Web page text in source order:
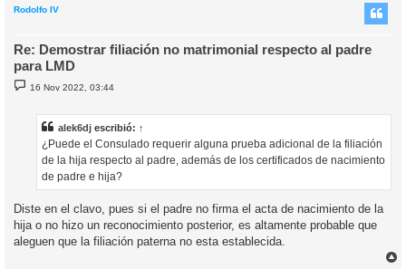
Rodolfo IV
Re: Demostrar filiación no matrimonial respecto al padre
para LMD
M
e
16 Nov 2022, 03:44
alek6dj escribió: ↑
¿Puede el Consulado requerir alguna prueba adicional de la filiación
de la hija respecto al padre, además de los certificados de nacimiento
de padre e hija?
Diste en el clavo, pues si el padre no firma el acta de nacimiento de la
hija o no hizo un reconocimiento posterior, es altamente probable que
aleguen que la filiación paterna no esta establecida.